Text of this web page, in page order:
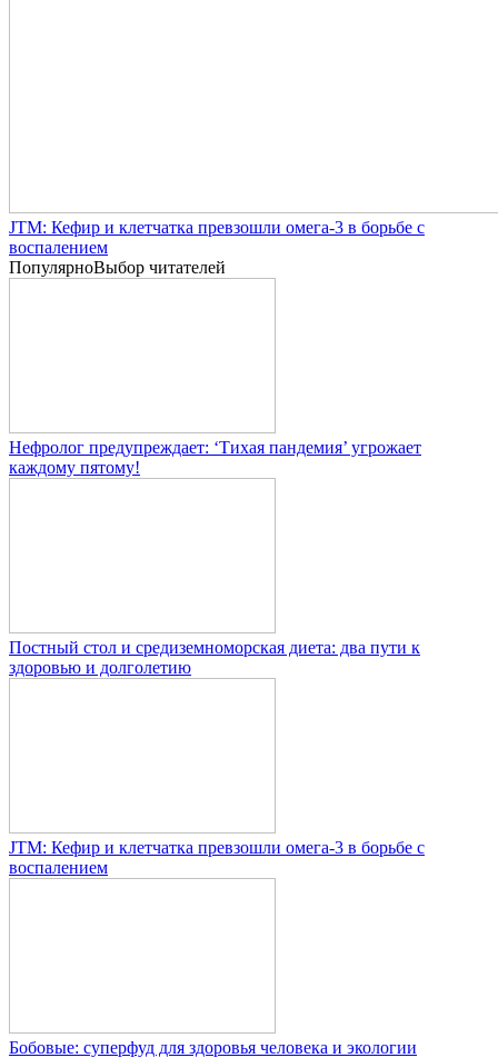
JTM: Кефир и клетчатка превзошли омега-3 в борьбе с
воспалением
ПопулярноВыбор читателей
Нефролог предупреждает: ‘Тихая пандемия’ угрожает
каждому пятому!
Постный стол и средиземноморская диета: два пути к
здоровью и долголетию
JTM: Кефир и клетчатка превзошли омега-3 в борьбе с
воспалением
Бобовые: суперфуд для здоровья человека и экологии